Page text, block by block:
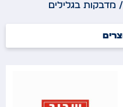
בגלילים